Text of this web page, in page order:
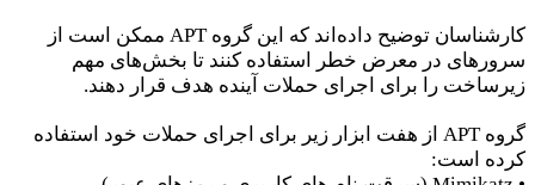
کارشناسان توضیح داده‌اند که این گروه APT ممکن است از
سرورهای در معرض خطر استفاده کنند تا بخش‌های مهم
زیرساخت را برای اجرای حملات آینده هدف قرار دهند.
گروه APT از هفت ابزار زیر برای اجرای حملات خود استفاده
کرده است: